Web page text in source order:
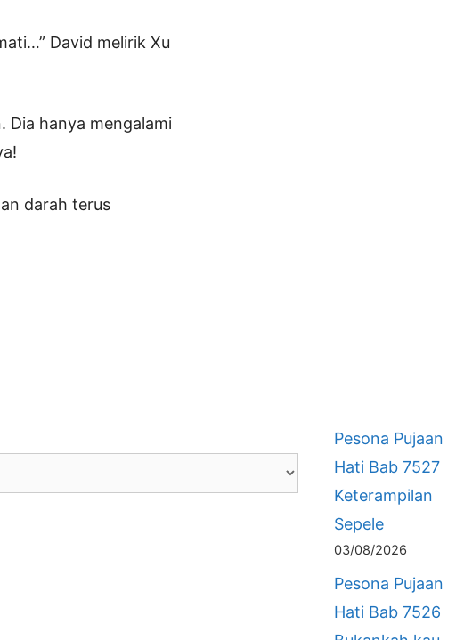
David melirik Xu
Dia hanya mengalami
darah terus
Pesona Pujaan
Hati Bab 7527
Keterampilan
Sepele
03/08/2026
Pesona Pujaan
Hati Bab 7526